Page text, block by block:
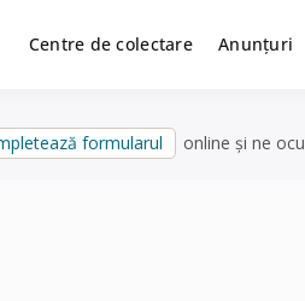
Centre de colectare Anunțuri
formularul online și ne